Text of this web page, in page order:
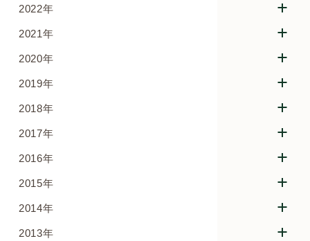
2022年
2021年
2020年
2019年
2018年
2017年
2016年
2015年
2014年
2013年